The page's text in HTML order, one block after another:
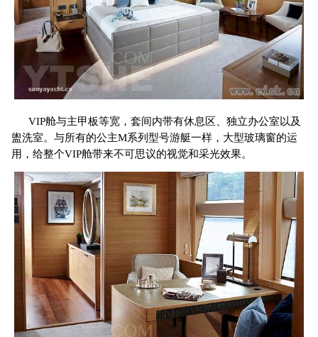
VIP舱与主甲板等宽，套间内带有休息区、独立办公室以及
盥洗室。与所有的公主M系列型号游艇一样，大型玻璃窗的运
用，给整个VIP舱带来不可思议的视觉和采光效果。